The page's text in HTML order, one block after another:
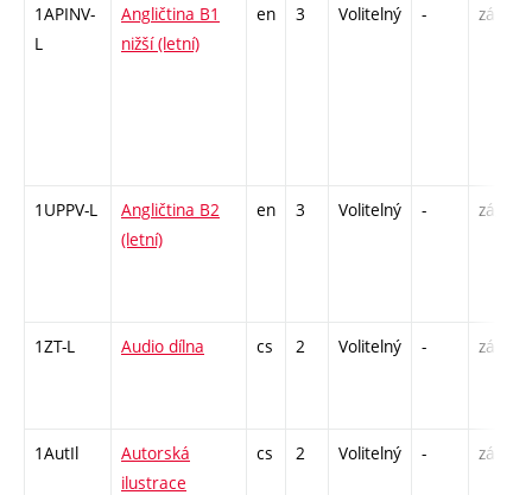
1APINV-
L
Angličtina B1
nižší (letní)
en 3 Volitelný - zá
1UPPV-L
Angličtina B2
(letní)
en 3 Volitelný - zá,zk
1ZT-L Audio dílna cs 2 Volitelný - zá
1AutIl
Autorská
ilustrace
cs 2 Volitelný - zá